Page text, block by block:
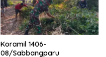
Koramil 1406-
08/Sabbangparu